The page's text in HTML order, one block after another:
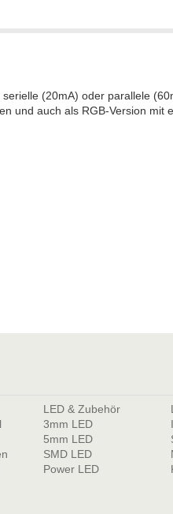
(20mA) oder parallele
und auch als RGB-Version mit
LED & Zubehör
3mm LED
5mm LED
SMD LED
Power LED